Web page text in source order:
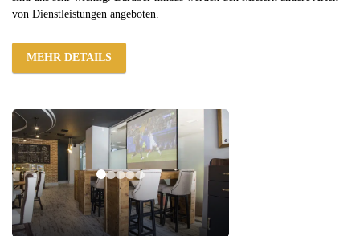
von Dienstleistungen angeboten.
MEHR DETAILS